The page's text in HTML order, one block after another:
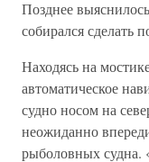
Позднее
собирался сделать
Находясь на
автоматическое
судно носом на
неожиданно
рыболовных судна.